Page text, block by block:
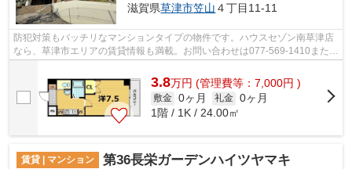
滋賀県草津市笠山 ４丁目11-11
防犯対策もバッチリなマンションタイプの物件です。ハウスセゾン南草津店
なら、草津市エリアの賃貸情報も満載。お問い合わせは077-569-1410または
fd@sigasaison.comまでお気軽にご連絡...
3.8万円 (管理費等：7,000円 )
敷金 0ヶ月 礼金 0ヶ月
1階 / 1K / 24.00㎡
賃貸 | マンション 第36長栄ガーデンハイツヤマキ